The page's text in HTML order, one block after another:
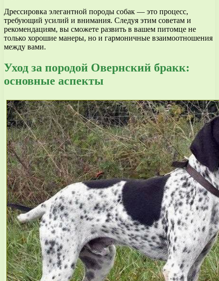
Дрессировка элегантной породы собак — это процесс,
требующий усилий и внимания. Следуя этим советам и
рекомендациям, вы сможете развить в вашем питомце не
только хорошие манеры, но и гармоничные взаимоотношения
между вами.
Уход за породой Овернский бракк:
основные аспекты